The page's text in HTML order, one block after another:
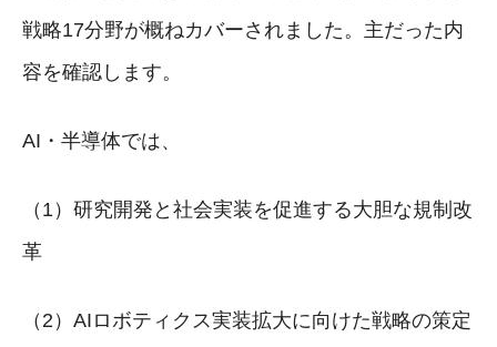
戦略17分野が概ねカバーされました。主だった内
容を確認します。
AI・半導体では、
（1）研究開発と社会実装を促進する大胆な規制改
革
（2）AIロボティクス実装拡大に向けた戦略の策定